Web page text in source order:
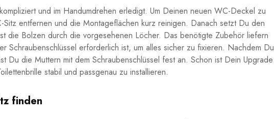
und im Handumdrehen erledigt. Um Deinen neuen WC-Deckel zu
entfernen und die Montageflächen kurz reinigen. Danach setzt Du den
die Bolzen durch die vorgesehenen Löcher. Das benötigte Zubehör liefern
Schraubenschlüssel erforderlich ist, um alles sicher zu fixieren. Nachdem Du
Du die Muttern mit dem Schraubenschlüssel fest an. Schon ist Dein Upgrade
stabil und passgenau zu installieren.
finden